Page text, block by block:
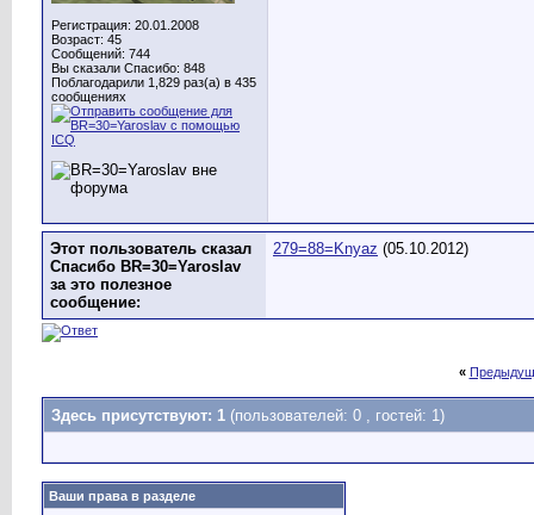
Регистрация: 20.01.2008
Возраст: 45
Сообщений: 744
Вы сказали Спасибо: 848
Поблагодарили 1,829 раз(а) в 435
сообщениях
Этот пользователь сказал
Спасибо BR=30=Yaroslav
за это полезное
сообщение:
279=88=Knyaz (05.10.2012)
«
Здесь присутствуют: 1 (пользователей: 0 , гостей: 1)
Ваши права в разделе